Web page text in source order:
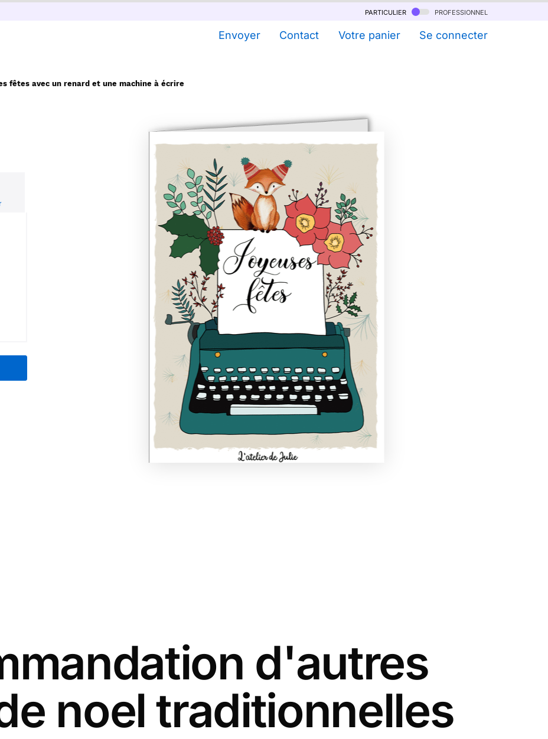
particulier professionnel
Envoyer Contact Votre panier Se connecter
fêtes avec un renard et une machine à écrire
d'autres
noel traditionnelles